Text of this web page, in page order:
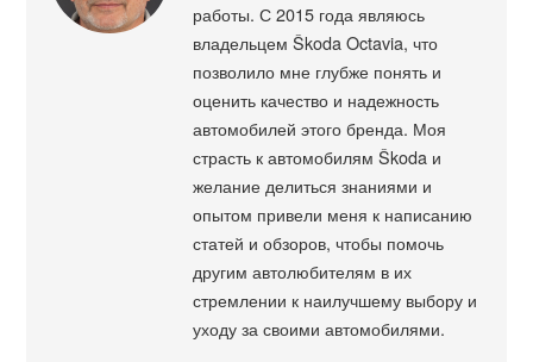
работы. С 2015 года являюсь
владельцем Škoda Octavia, что
позволило мне глубже понять и
оценить качество и надежность
автомобилей этого бренда. Моя
страсть к автомобилям Škoda и
желание делиться знаниями и
опытом привели меня к написанию
статей и обзоров, чтобы помочь
другим автолюбителям в их
стремлении к наилучшему выбору и
уходу за своими автомобилями.